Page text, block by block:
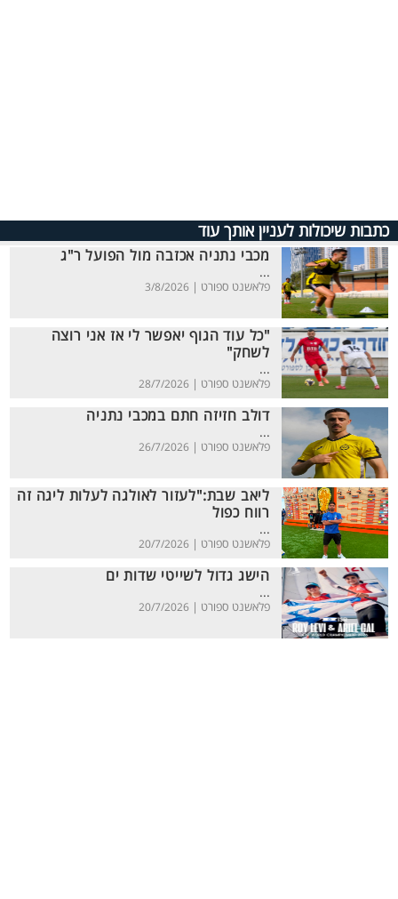
כתבות שיכולות לעניין אותך עוד
מכבי נתניה אכזבה מול הפועל ר"ג
...
פלאשנט ספורט | 3/8/2026
"כל עוד הגוף יאפשר לי אז אני רוצה
לשחק"
...
פלאשנט ספורט | 28/7/2026
דולב חזיזה חתם במכבי נתניה
...
פלאשנט ספורט | 26/7/2026
ליאב שבת:"לעזור לאולגה לעלות ליגה זה
רווח כפול
...
פלאשנט ספורט | 20/7/2026
הישג גדול לשייטי שדות ים
...
פלאשנט ספורט | 20/7/2026